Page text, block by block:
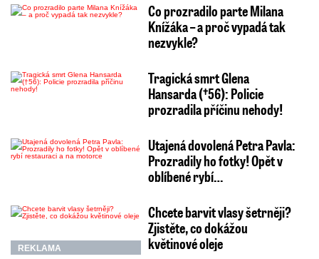
Co prozradilo parte Milana
Knížáka – a proč vypadá tak
nezvykle?
Tragická smrt Glena
Hansarda (†56): Policie
prozradila příčinu nehody!
Utajená dovolená Petra Pavla:
Prozradily ho fotky! Opět v
oblíbené rybí…
REKLAMA
Chcete barvit vlasy šetrněji?
Zjistěte, co dokážou
květinové oleje